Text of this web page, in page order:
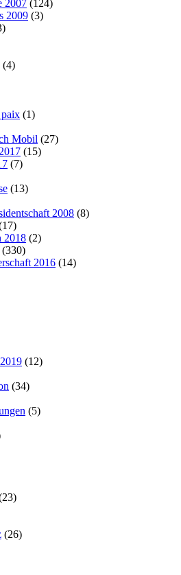
2007 (124)
2009 (3)
(4)
paix (1)
Mobil (27)
(15)
(7)
(13)
2008 (8)
2018 (2)
(330)
2016 (14)
(12)
(34)
(5)
(26)